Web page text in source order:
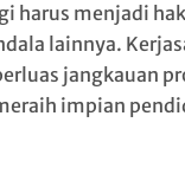
harus menjadi
lainnya.
jangkauan
impian